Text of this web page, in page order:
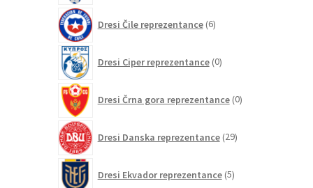
Dresi Čile reprezentance 6izdelkov
Dresi Ciper reprezentance 0izdelkov
Dresi Črna gora reprezentance 0izdelkov
Dresi Danska reprezentance 29izdelkov
Dresi Ekvador reprezentance 5izdelkov